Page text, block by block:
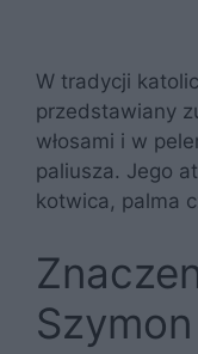
W tradycji
przedstawiany
włosami i w
paliusza. Jego
kotwica, palma
Szymon